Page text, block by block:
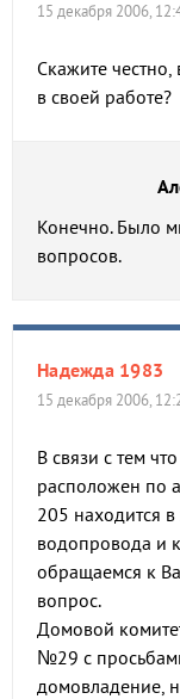
15 декабря 2006,
Скажите
в своей работе?
Конечно. Было
вопросов.
Надежда 1983
15 декабря 2006,
В связи с тем
расположен по
205 находится
водопровода и
обращаемся к
вопрос.
Домовой
№29 с
домовладение,